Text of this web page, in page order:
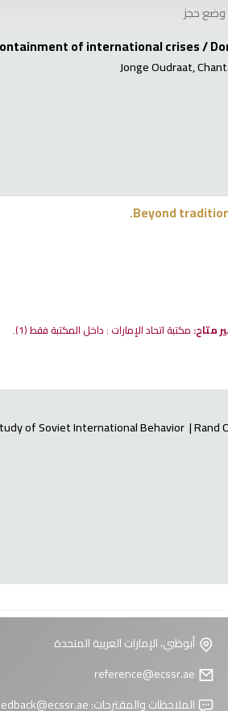
وضع حجز
of international crises /
Jonge Oudraat,
Beyond
متاح: مكتبة اتحاد الإمارات : داخل المكتبة فقط(1).
Rand
of Soviet International Behavior
أبوظبي، الإمارات العربية المتحدة
الملاحظات والمقترحات: